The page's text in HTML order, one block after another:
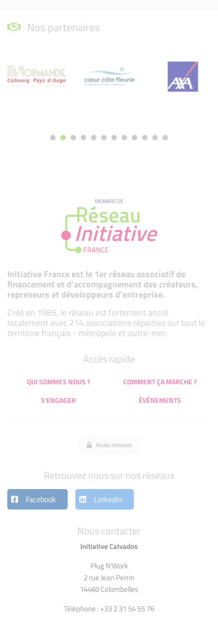
Nos partenaires
MEMBRE DE
Initiative France est le 1er réseau associatif de
financement et d’accompagnement des créateurs,
repreneurs et développeurs d’entreprise.
Créé en 1985, le réseau est fortement ancré
localement avec 214 associations réparties sur tout le
territoire français - métropole et outre-mer.
Nous contacter
Initiative Calvados
Plug N'Work
2 rue Jean Perrin
14460 Colombelles
Téléphone : +33 2 31 54 55 76
Accès rapide
QUI SOMMES NOUS ?
COMMENT ÇA MARCHE ?
S'ENGAGER
ÉVÉNEMENTS
Accès intranet
Retrouvez nous sur nos réseaux
Facebook Linkedin